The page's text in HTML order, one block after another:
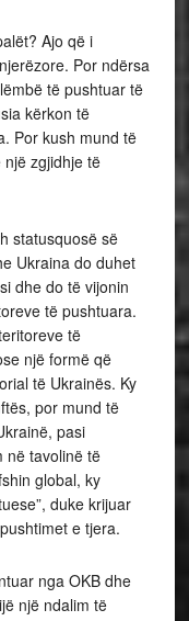
Ajo që i
Por ndërsa
të pushtuar të
kërkon të
Por kush mund të
zgjidhje të
statusquosë së
Ukraina do duhet
dhe do të vijonin
të pushtuara.
të
një formë që
të Ukrainës. Ky
por mund të
pasi
në tavolinë të
global, ky
duke krijuar
e tjera.
nga OKB dhe
një ndalim të